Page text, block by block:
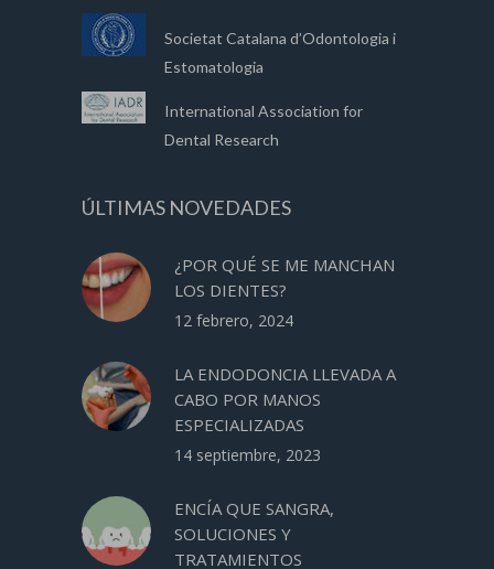
Societat Catalana d’Odontologia i
Estomatologia
International Association for
Dental Research
ÚLTIMAS NOVEDADES
¿POR QUÉ SE ME MANCHAN
LOS DIENTES?
12 febrero, 2024
LA ENDODONCIA LLEVADA A
CABO POR MANOS
ESPECIALIZADAS
14 septiembre, 2023
ENCÍA QUE SANGRA,
SOLUCIONES Y
TRATAMIENTOS